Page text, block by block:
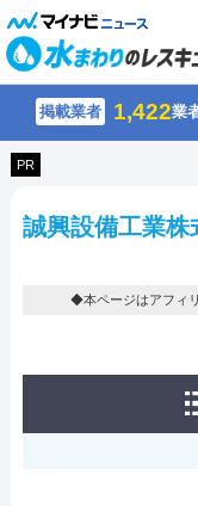
掲載業者 1,422業
PR
誠興設備工業株
◆本ページはアフィ